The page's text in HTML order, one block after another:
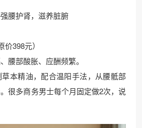
腰护肾，滋养脏腑
398元）
腰部酸胀、应酬频繁。
本精油，配合温阳手法，从腰骶部
很多商务男士每个月固定做2次，说